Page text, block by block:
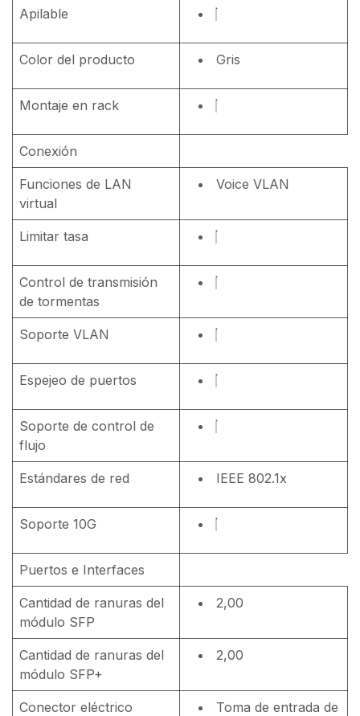
Apilable
Color del producto Gris
Montaje en rack
Conexión
Funciones de LAN
virtual
Voice VLAN
Limitar tasa
Control de transmisión
de tormentas
Soporte VLAN
Espejeo de puertos
Soporte de control de
flujo
Estándares de red IEEE 802.1x
Soporte 10G
Puertos e Interfaces
Cantidad de ranuras del
módulo SFP
2,00
Cantidad de ranuras del
módulo SFP+
2,00
Conector eléctrico
Toma de entrada de